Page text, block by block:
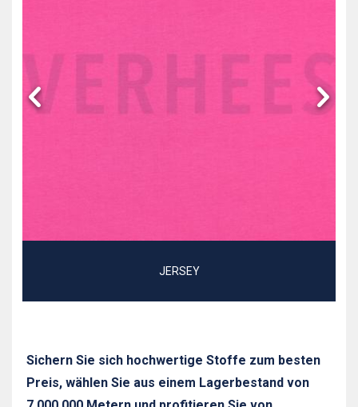
JERSEY
Sichern Sie sich hochwertige Stoffe zum besten
Preis, wählen Sie aus einem Lagerbestand von